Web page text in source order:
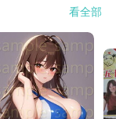
看全部